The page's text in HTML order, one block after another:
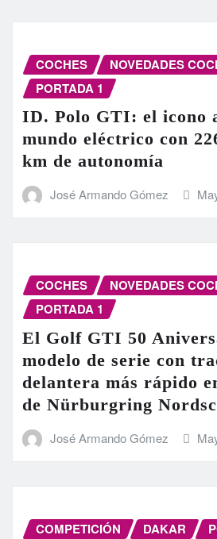
COCHES
NOVEDADES
PORTADA 1
ID. Polo GTI: el icono
mundo eléctrico con
km de autonomía
José Armando Gómez
COCHES
NOVEDADES
PORTADA 1
El Golf GTI 50
modelo de serie con
delantera más rápido
de Nürburgring
José Armando Gómez
COMPETICIÓN DAKAR